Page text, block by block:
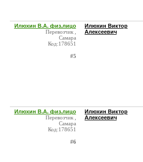
Илюхин В.А. физ.лицо
Перевозчик ,
Самара
Код:178651
#5
Илюхин Виктор
Алексеевич
Илюхин В.А. физ.лицо
Перевозчик ,
Самара
Код:178651
#6
Илюхин Виктор
Алексеевич